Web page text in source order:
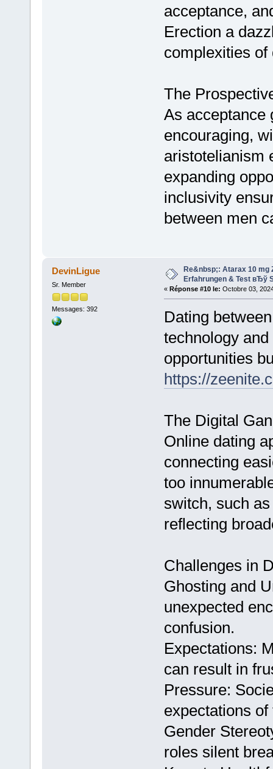
acceptance,
Erection a
complexities of
The
As acceptance
encouraging,
aristotelianism
expanding
inclusivity
between men
DevinLigue
Sr. Member
Messages: 392
Re&nbsp;: Atarax 10 mg
Erfahrungen & Test вЂў
« Réponse #10 le: Octobre 03,
Dating
technology
opportunities
https://
The Digital
Online dating
connecting
too
switch, such
reflecting
Challenges in
Ghosting and
unexpected
confusion.
Expectations:
can result in
Pressure:
expectations
Gender
roles silent